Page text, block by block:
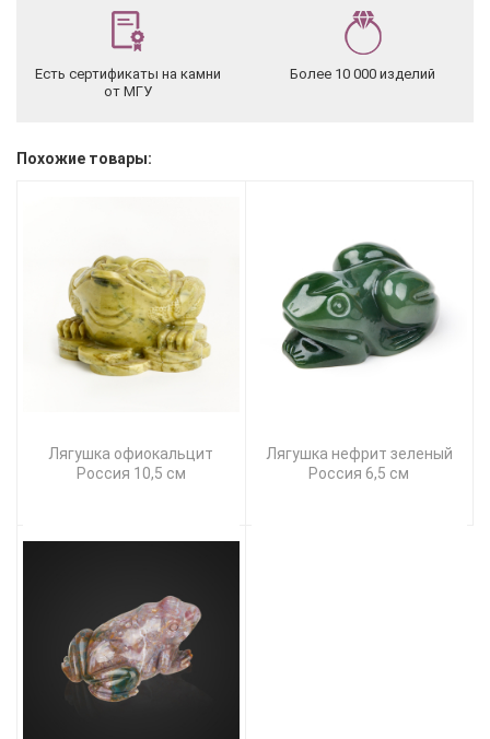
Есть сертификаты на камни
от МГУ
Более 10 000 изделий
Похожие товары:
Лягушка офиокальцит
Россия 10,5 см
Лягушка нефрит зеленый
Россия 6,5 см